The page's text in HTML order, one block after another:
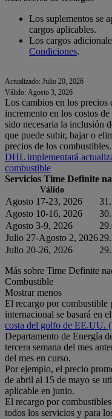
Los suplementos se
cargos aplicables.
Los cargos
Condiciones.
Actualizado: Julio 20, 2026
Válido: Agosto 3, 2026
Los cambios en los precios
incremento en los costos
sido necesaria la inclusión
que puede subir, bajar o
precios de los combustibles.
DHL implementará
combustible
Servicios Time Definite
Válido
Agosto 17-23, 2026
Agosto 10-16, 2026
Agosto 3-9, 2026
Julio 27-Agosto 2, 2026
Julio 20-26, 2026
Más sobre Time Definite
Combustible
Mostrar menos
El recargo por combustible
internacional se basará en
costa del golfo de EE.UU.
Departamento de Energía
tercera semana del mes
del mes en curso.
Por ejemplo, el precio
de abril al 15 de mayo se
aplicable en junio.
El recargo por
todos los servicios y para